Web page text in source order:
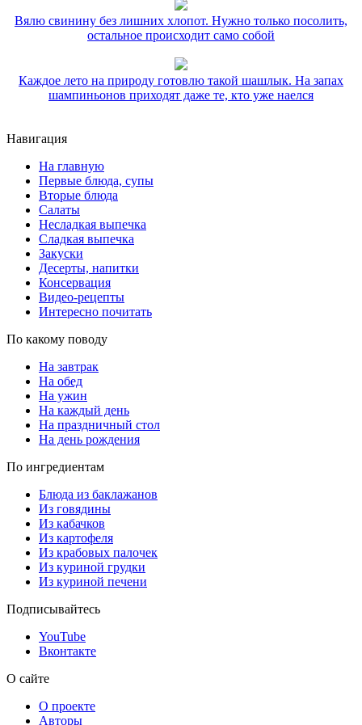
Вялю свинину без лишних хлопот. Нужно только посолить,
остальное происходит само собой
Каждое лето на природу готовлю такой шашлык. На запах
шампиньонов приходят даже те, кто уже наелся
Навигация
На главную
Первые блюда, супы
Вторые блюда
Салаты
Несладкая выпечка
Сладкая выпечка
Закуски
Десерты, напитки
Консервация
Видео-рецепты
Интересно почитать
По какому поводу
На завтрак
На обед
На ужин
На каждый день
На праздничный стол
На день рождения
По ингредиентам
Блюда из баклажанов
Из говядины
Из кабачков
Из картофеля
Из крабовых палочек
Из куриной грудки
Из куриной печени
Подписывайтесь
YouTube
Вконтакте
О сайте
О проекте
Авторы